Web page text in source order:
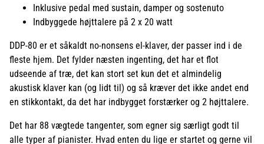
Inklusive pedal med sustain, damper og sostenuto
Indbyggede højttalere på 2 x 20 watt
DDP-80 er et såkaldt no-nonsens el-klaver, der passer ind i de
fleste hjem. Det fylder næsten ingenting, det har et flot
udseende af træ, det kan stort set kun det et almindelig
akustisk klaver kan (og lidt til) og så kræver det ikke andet end
en stikkontakt, da det har indbygget forstærker og 2 højttalere.
Det har 88 vægtede tangenter, som egner sig særligt godt til
alle typer af pianister. Hvad enten du lige er startet og gerne vil